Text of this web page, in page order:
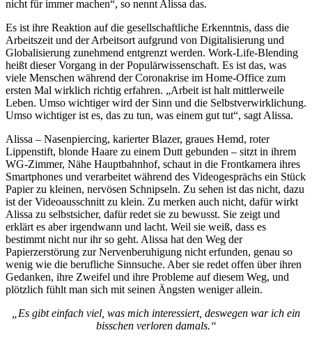
nicht für immer machen“, so nennt Alissa das.
Es ist ihre Reaktion auf die gesellschaftliche Erkenntnis, dass die
Arbeitszeit und der Arbeitsort aufgrund von Digitalisierung und
Globalisierung zunehmend entgrenzt werden. Work-Life-Blending
heißt dieser Vorgang in der Populärwissenschaft. Es ist das, was
viele Menschen während der Coronakrise im Home-Office zum
ersten Mal wirklich richtig erfahren. „Arbeit ist halt mittlerweile
Leben. Umso wichtiger wird der Sinn und die Selbstverwirklichung.
Umso wichtiger ist es, das zu tun, was einem gut tut“, sagt Alissa.
Alissa – Nasenpiercing, karierter Blazer, graues Hemd, roter
Lippenstift, blonde Haare zu einem Dutt gebunden – sitzt in ihrem
WG-Zimmer, Nähe Hauptbahnhof, schaut in die Frontkamera ihres
Smartphones und verarbeitet während des Videogesprächs ein Stück
Papier zu kleinen, nervösen Schnipseln. Zu sehen ist das nicht, dazu
ist der Videoausschnitt zu klein. Zu merken auch nicht, dafür wirkt
Alissa zu selbstsicher, dafür redet sie zu bewusst. Sie zeigt und
erklärt es aber irgendwann und lacht. Weil sie weiß, dass es
bestimmt nicht nur ihr so geht. Alissa hat den Weg der
Papierzerstörung zur Nervenberuhigung nicht erfunden, genau so
wenig wie die berufliche Sinnsuche. Aber sie redet offen über ihren
Gedanken, ihre Zweifel und ihre Probleme auf diesem Weg, und
plötzlich fühlt man sich mit seinen Ängsten weniger allein.
„Es gibt einfach viel, was mich interessiert, deswegen war ich ein
bisschen verloren damals.“